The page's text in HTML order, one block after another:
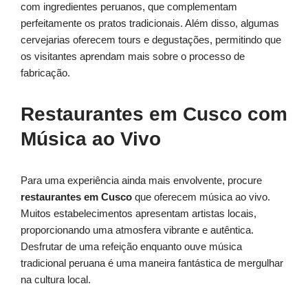
com ingredientes peruanos, que complementam
perfeitamente os pratos tradicionais. Além disso, algumas
cervejarias oferecem tours e degustações, permitindo que
os visitantes aprendam mais sobre o processo de
fabricação.
Restaurantes em Cusco com
Música ao Vivo
Para uma experiência ainda mais envolvente, procure
restaurantes em Cusco que oferecem música ao vivo.
Muitos estabelecimentos apresentam artistas locais,
proporcionando uma atmosfera vibrante e autêntica.
Desfrutar de uma refeição enquanto ouve música
tradicional peruana é uma maneira fantástica de mergulhar
na cultura local.